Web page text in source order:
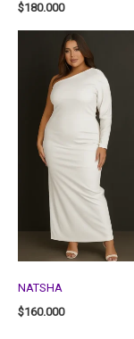
$180.000
NATSHA
$160.000